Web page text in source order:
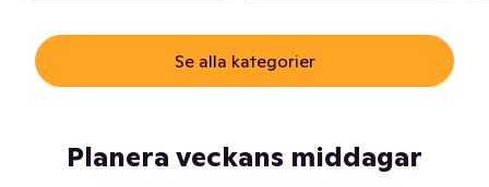
Se alla kategorier
Planera veckans middagar